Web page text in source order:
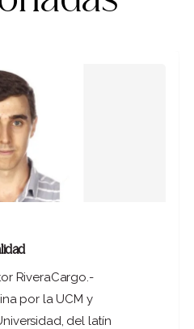
RiveraCargo.-
por la UCM y
del latín